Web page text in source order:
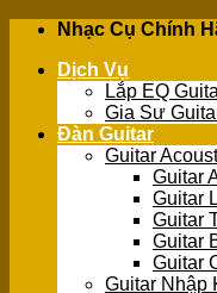
Skip
content
Nhạc Cụ Chính
Dịch Vụ
Lắp EQ
Gia Sư
Đàn Guitar
Guitar
Guitar
Guitar
Guitar
Guitar
Guitar
Guitar Nhập